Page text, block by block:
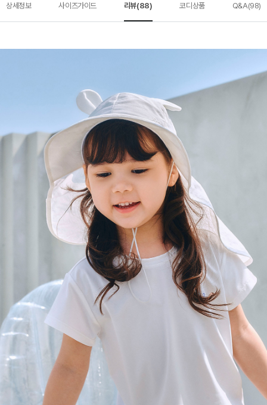
상세정보 사이즈가이드 리뷰(88) 코디상품 Q&A(98)